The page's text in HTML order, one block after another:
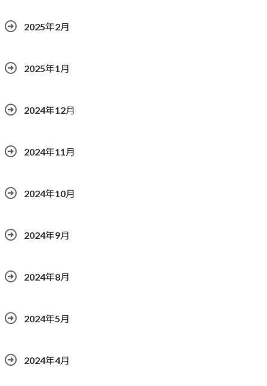
2025年2月
2025年1月
2024年12月
2024年11月
2024年10月
2024年9月
2024年8月
2024年5月
2024年4月